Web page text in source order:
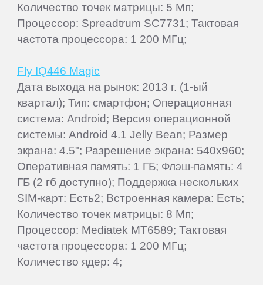
Количество точек матрицы: 5 Мп;
Процессор: Spreadtrum SC7731; Тактовая
частота процессора: 1 200 МГц;
Fly IQ446 Magic
Дата выхода на рынок: 2013 г. (1-ый
квартал); Тип: смартфон; Операционная
система: Android; Версия операционной
системы: Android 4.1 Jelly Bean; Размер
экрана: 4.5"; Разрешение экрана: 540x960;
Оперативная память: 1 ГБ; Флэш-память: 4
ГБ (2 гб доступно); Поддержка нескольких
SIM-карт: Есть2; Встроенная камера: Есть;
Количество точек матрицы: 8 Мп;
Процессор: Mediatek MT6589; Тактовая
частота процессора: 1 200 МГц;
Количество ядер: 4;